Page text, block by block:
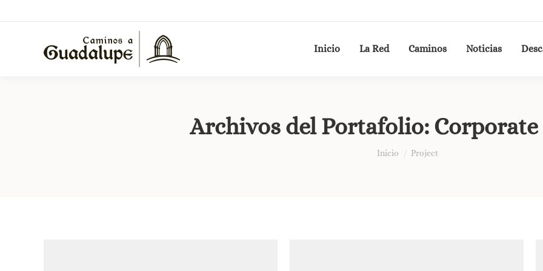
Inicio La Red Caminos Noticias
Archivos del Portafolio:
Estás aquí:
Inicio Project